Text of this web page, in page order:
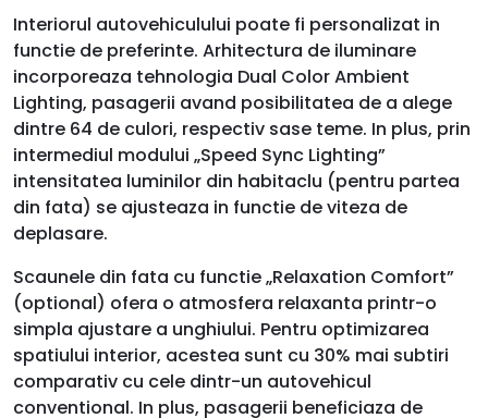
Interiorul autovehiculului poate fi personalizat in
functie de preferinte. Arhitectura de iluminare
incorporeaza tehnologia Dual Color Ambient
Lighting, pasagerii avand posibilitatea de a alege
dintre 64 de culori, respectiv sase teme. In plus, prin
intermediul modului „Speed Sync Lighting”
intensitatea luminilor din habitaclu (pentru partea
din fata) se ajusteaza in functie de viteza de
deplasare.
Scaunele din fata cu functie „Relaxation Comfort”
(optional) ofera o atmosfera relaxanta printr-o
simpla ajustare a unghiului. Pentru optimizarea
spatiului interior, acestea sunt cu 30% mai subtiri
comparativ cu cele dintr-un autovehicul
conventional. In plus, pasagerii beneficiaza de